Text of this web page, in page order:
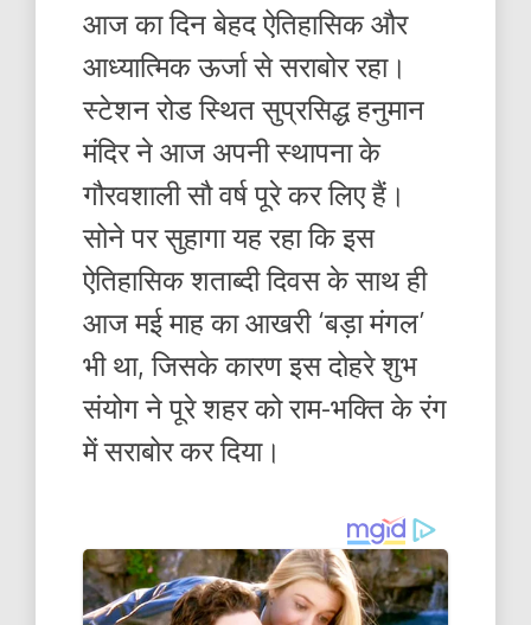
आज का दिन बेहद ऐतिहासिक और
आध्यात्मिक ऊर्जा से सराबोर रहा।
स्टेशन रोड स्थित सुप्रसिद्ध हनुमान
मंदिर ने आज अपनी स्थापना के
गौरवशाली सौ वर्ष पूरे कर लिए हैं।
सोने पर सुहागा यह रहा कि इस
ऐतिहासिक शताब्दी दिवस के साथ ही
आज मई माह का आखरी ‘बड़ा मंगल’
भी था, जिसके कारण इस दोहरे शुभ
संयोग ने पूरे शहर को राम-भक्ति के रंग
में सराबोर कर दिया।